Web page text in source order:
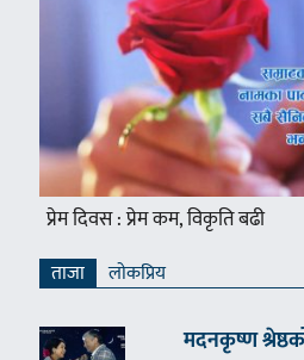
प्रेम दिवस : प्रेम कम, विकृति बढी
ताजा लाेकप्रिय
मदनकृष्ण